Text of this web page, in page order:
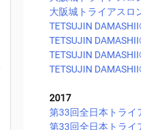
大阪城トライアスロ
TETSUJIN
TETSUJIN
TETSUJIN
TETSUJIN
2017
第33回全日本トライ
第33回全日本トライ